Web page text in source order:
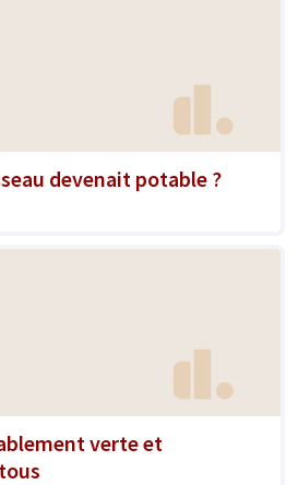
devenait potable ?
verte et